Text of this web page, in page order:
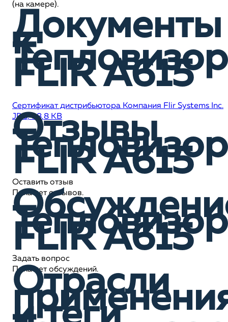
(на камере).
Документы
к
Тепловизор
FLIR A615
Сертификат дистрибьютора Компания Flir Systems Inc.
JPG, 98,8 KB
Отзывы
Тепловизор
FLIR A615
Оставить отзыв
Пока нет отзывов.
Тепловизор
FLIR A615
Задать вопрос
Пока нет обсуждений.
Отрасли